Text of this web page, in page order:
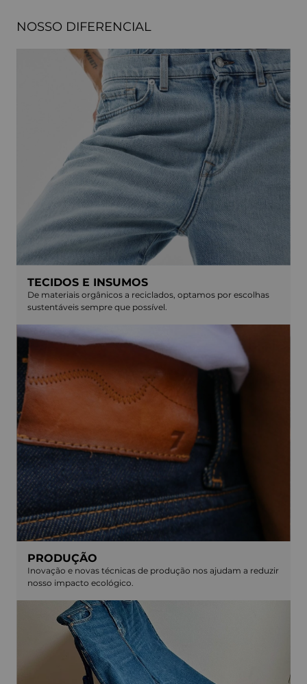
NOSSO DIFERENCIAL
TECIDOS E INSUMOS
De materiais orgânicos a reciclados, optamos por escolhas
sustentáveis sempre que possível.
PRODUÇÃO
Inovação e novas técnicas de produção nos ajudam a reduzir
nosso impacto ecológico.